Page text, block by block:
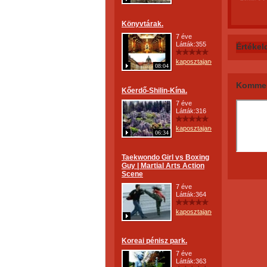
Könyvtárak.
08:04
7 éve
Látták:355
kaposztajanos
Kőerdő-Shilin-Kína.
06:34
7 éve
Látták:316
kaposztajanos
Taekwondo Girl vs Boxing
Guy | Martial Arts Action
Scene
7 éve
Látták:364
kaposztajanos
Koreai pénisz park.
7 éve
Látták:363